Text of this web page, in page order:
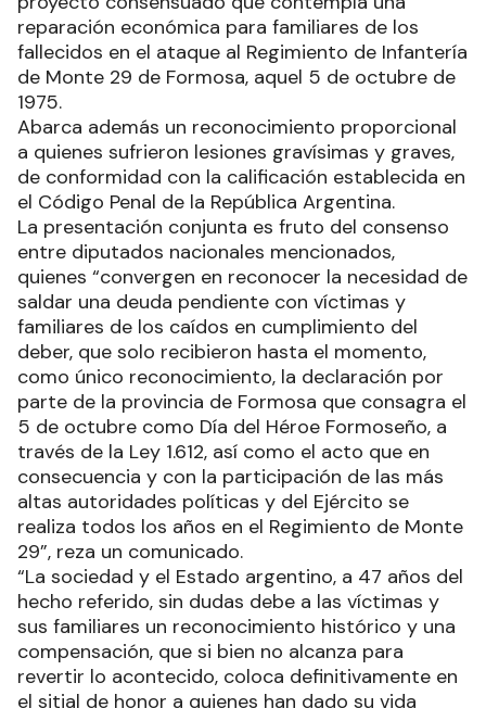
reparación económica para familiares de los
fallecidos en el ataque al Regimiento de Infantería
de Monte 29 de Formosa, aquel 5 de octubre de
1975.
Abarca además un reconocimiento proporcional
a quienes sufrieron lesiones gravísimas y graves,
de conformidad con la calificación establecida en
el Código Penal de la República Argentina.
La presentación conjunta es fruto del consenso
entre diputados nacionales mencionados,
quienes “convergen en reconocer la necesidad de
saldar una deuda pendiente con víctimas y
familiares de los caídos en cumplimiento del
deber, que solo recibieron hasta el momento,
como único reconocimiento, la declaración por
parte de la provincia de Formosa que consagra el
5 de octubre como Día del Héroe Formoseño, a
través de la Ley 1.612, así como el acto que en
consecuencia y con la participación de las más
altas autoridades políticas y del Ejército se
realiza todos los años en el Regimiento de Monte
29”, reza un comunicado.
“La sociedad y el Estado argentino, a 47 años del
hecho referido, sin dudas debe a las víctimas y
sus familiares un reconocimiento histórico y una
compensación, que si bien no alcanza para
revertir lo acontecido, coloca definitivamente en
el sitial de honor a quienes han dado su vida